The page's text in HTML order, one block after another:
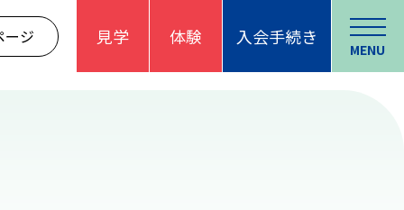
ージ 見学 体験 入会手続き
MENU